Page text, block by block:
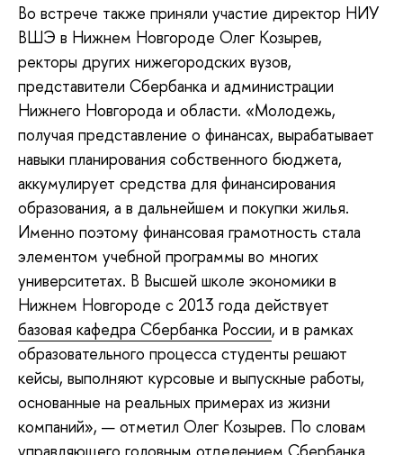
Во встрече также приняли участие директор НИУ
ВШЭ в Нижнем Новгороде Олег Козырев,
ректоры других нижегородских вузов,
представители Сбербанка и администрации
Нижнего Новгорода и области. «Молодежь,
получая представление о финансах, вырабатывает
навыки планирования собственного бюджета,
аккумулирует средства для финансирования
образования, а в дальнейшем и покупки жилья.
Именно поэтому финансовая грамотность стала
элементом учебной программы во многих
университетах. В Высшей школе экономики в
Нижнем Новгороде с 2013 года действует
базовая кафедра Сбербанка России, и в рамках
образовательного процесса студенты решают
кейсы, выполняют курсовые и выпускные работы,
основанные на реальных примерах из жизни
компаний», — отметил Олег Козырев. По словам